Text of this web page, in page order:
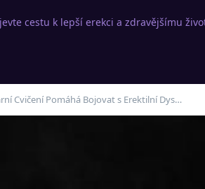
cestu k lepší erekci a zdravějšímu
Cvičení Pomáhá Bojovat s Erektilní Dys…